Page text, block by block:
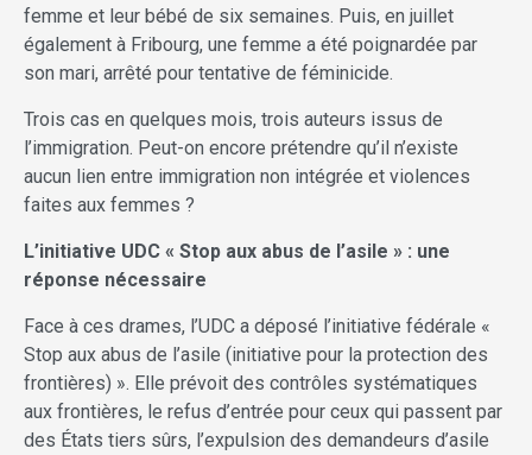
femme et leur bébé de six semaines. Puis, en juillet
également à Fribourg, une femme a été poignardée par
son mari, arrêté pour tentative de féminicide.
Trois cas en quelques mois, trois auteurs issus de
l’immigration. Peut-on encore prétendre qu’il n’existe
aucun lien entre immigration non intégrée et violences
faites aux femmes ?
L’initiative UDC « Stop aux abus de l’asile » : une
réponse nécessaire
Face à ces drames, l’UDC a déposé l’initiative fédérale «
Stop aux abus de l’asile (initiative pour la protection des
frontières) ». Elle prévoit des contrôles systématiques
aux frontières, le refus d’entrée pour ceux qui passent par
des États tiers sûrs, l’expulsion des demandeurs d’asile